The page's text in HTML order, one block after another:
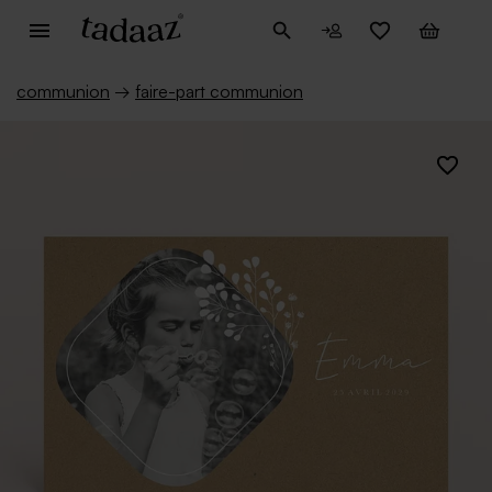
communion → faire-part communion